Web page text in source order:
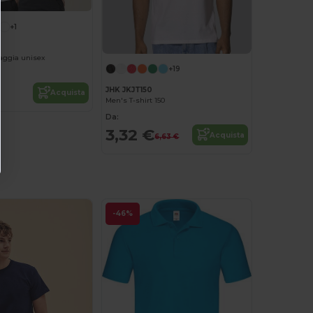
+1
unisex
Acquista
+19
JHK JKJT150
Men's T-shirt 150
Da:
3,32 €6,63 € Acquista
-46%